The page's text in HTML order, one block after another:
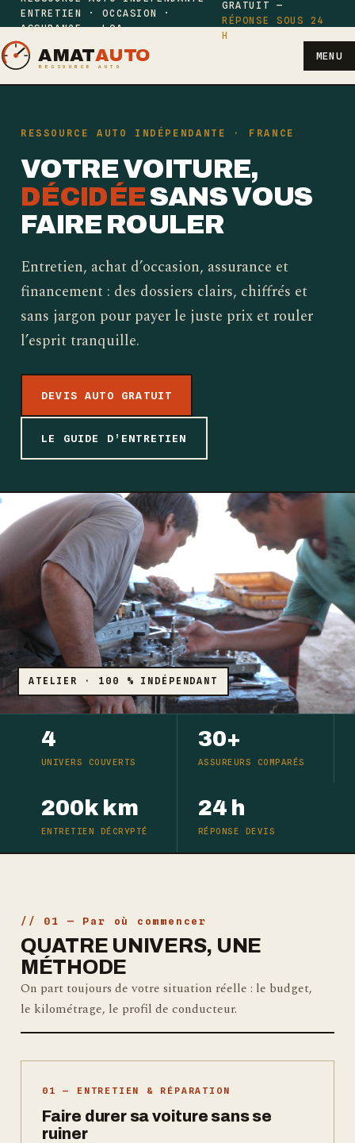
ENTRETIEN · OCCASION ·
ASSURANCE · LOA
GRATUIT —
RÉPONSE SOUS 24
H
AMATAUTO
RESSOURCE AUTO
MENU
RESSOURCE AUTO INDÉPENDANTE · FRANCE
VOTRE VOITURE,
DÉCIDÉESANS VOUS
FAIRE ROULER
Entretien, achat d’occasion, assurance et
financement : des dossiers clairs, chiffrés et
sans jargon pour payer le juste prix et rouler
l’esprit tranquille.
DEVIS AUTO GRATUIT
LE GUIDE D’ENTRETIEN
ATELIER · 100 % INDÉPENDANT
4
UNIVERS COUVERTS
30+
ASSUREURS COMPARÉS
200k km
ENTRETIEN DÉCRYPTÉ
24 h
RÉPONSE DEVIS
// 01 — Par où commencer
QUATRE UNIVERS, UNE
MÉTHODE
On part toujours de votre situation réelle : le budget,
le kilométrage, le profil de conducteur.
01 — ENTRETIEN & RÉPARATION
Faire durer sa voiture sans se
ruiner